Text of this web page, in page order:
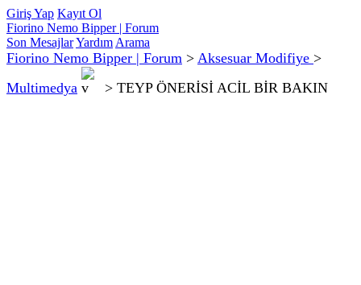
Giriş Yap Kayıt Ol
Fiorino Nemo Bipper | Forum
Son MesajlarYardım Arama
Fiorino Nemo Bipper | Forum > Aksesuar Modifiye >
Multimedya
> TEYP ÖNERİSİ ACİL BİR BAKIN